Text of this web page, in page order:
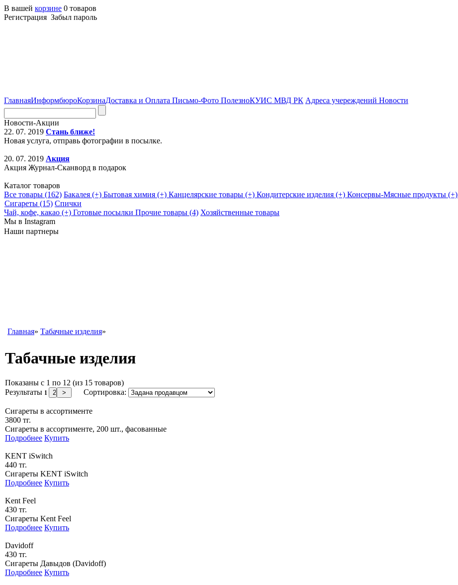
В вашей корзине 0 товаров
Регистрация Забыл пароль
ГлавнаяИнформбюроКорзинаДоставка и Оплата Письмо-Фото ПолезноКУИС МВД РК Адреса учереждений Новости
Новости-Акции
22. 07. 2019 Стань ближе!
Новая услуга, отправь фотографии в посылке.
20. 07. 2019 Акция
Акция Журнал-Сканворд в подарок
Каталог товаров
Все товары (162) Бакалея (+) Бытовая химия (+) Канцелярские товары (+) Кондитерские изделия (+) Консервы-Мясные продукты (+)
Сигареты (15) Спички
Чай, кофе, какао (+) Готовые посылки Прочие товары (4) Хозяйственные товары
Мы в Instagram
Наши партнеры
Главная» Табачные изделия»
Табачные изделия
Показаны с 1 по 12 (из 15 товаров)
Результаты 1 Сортировка:
Сигареты в ассортименте
3800 тг.
Сигареты в ассортименте, 200 шт., фасованные
Подробнее Купить
KENT iSwitch
440 тг.
Сигареты KENT iSwitch
Подробнее Купить
Kent Feel
430 тг.
Сигареты Kent Feel
Подробнее Купить
Davidoff
430 тг.
Сигареты Давыдов (Davidoff)
Подробнее Купить